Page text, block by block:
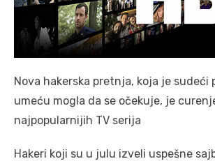
Nova hakerska pretnja, koja je sudeći
umeću mogla da se očekuje, je
najpopularnijih TV serija
Hakeri koji su u julu izveli uspešne